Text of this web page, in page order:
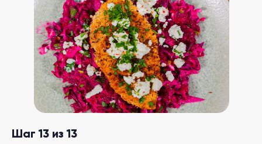
Шаг 13 из 13